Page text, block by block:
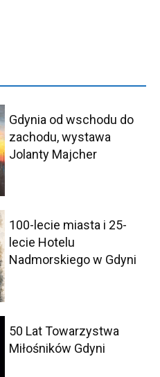
Gdynia od wschodu do
zachodu, wystawa
Jolanty Majcher
100-lecie miasta i 25-
lecie Hotelu
Nadmorskiego w Gdyni
50 Lat Towarzystwa
Miłośników Gdyni